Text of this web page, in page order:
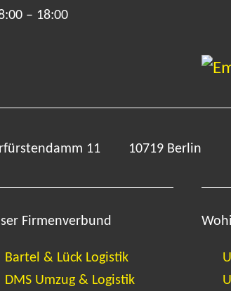
– 18:00
11 10719 Berlin
Firmenverbund
Bartel & Lück Logistik
DMS Umzug & Logistik